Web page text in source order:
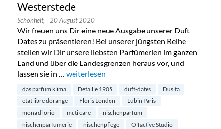
Westerstede
Schönheit, | 20 August 2020
Wir freuen uns Dir eine neue Ausgabe unserer Duft
Dates zu präsentieren! Bei unserer jüngsten Reihe
stellen wir Dir unsere liebsten Parfümerien im ganzen
Land und über die Landesgrenzen heraus vor, und
lassen sie in … „Die Duft Dates: Das Parfum-Klima in
weiterlesen
das parfum klima Detaille 1905 duft-dates
Dusita
etat libre dorange
Floris London
Lubin Paris
mona di orio
muti care
nischenparfum
nischenparfümerie
nischenpflege
Olfactive Studio